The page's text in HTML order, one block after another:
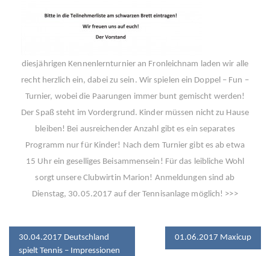
diesjährigen Kennenlernturnier an Fronleichnam laden wir alle
recht herzlich ein, dabei zu sein. Wir spielen ein Doppel – Fun –
Turnier, wobei die Paarungen immer bunt gemischt werden!
Der Spaß steht im Vordergrund. Kinder müssen nicht zu Hause
bleiben! Bei ausreichender Anzahl gibt es ein separates
Programm nur für Kinder! Nach dem Turnier gibt es ab etwa
15 Uhr ein geselliges Beisammensein! Für das leibliche Wohl
sorgt unsere Clubwirtin Marion! Anmeldungen sind ab
Dienstag, 30.05.2017 auf der Tennisanlage möglich! >>>
BEITRAGSNAVIGATION
30.04.2017 Deutschland
spielt Tennis – Impressionen
01.06.2017 Maxicup